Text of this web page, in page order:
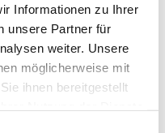
Informationen zu Ihrer
unsere Partner für
weiter. Unsere
möglicherweise mit
ihnen bereitgestellt